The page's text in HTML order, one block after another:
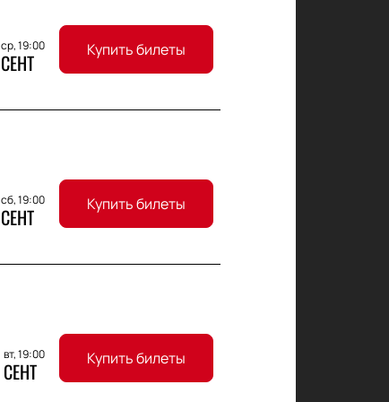
ср, 19:00
СЕНТ Купить билеты
сб, 19:00
СЕНТ Купить билеты
вт, 19:00
СЕНТ Купить билеты